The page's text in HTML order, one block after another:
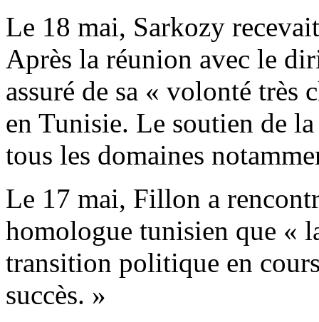
Le 18 mai, Sarkozy
Après la réunion avec le
assuré de sa « volonté très
en Tunisie. Le soutien de
tous les domaines
Le 17 mai, Fillon a
homologue tunisien que «
transition politique en
succès. »